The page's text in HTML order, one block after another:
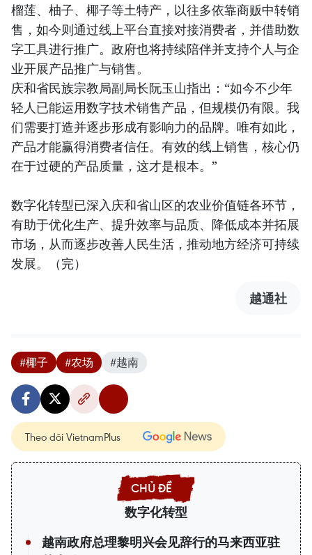
榴莲、柚子、椰子等土特产，以往多依靠商贩中转销
售，如今则通过线上平台直接对接消费者，并借助数
字工具进行推广。政府也将持续陪伴并支持个人与企
业开展产品推广与销售。
庆和省民族宗教局副局长阮玉山指出：“如今不少年
轻人已能运用数字技术销售产品，但规模仍有限。我
们需要打造并逐步形成有影响力的品牌。唯有如此，
产品才能赢得消费者信任。有效的线上销售，核心仍
在于过硬的产品质量，这才是根本。”
数字化转型已深入庆和省山区的农业价值链各环节，
有助于优化生产、提升效率与品质、降低成本并拓展
市场，从而逐步改善人民生活，推动地方经济可持续
发展。（完）
越通社
#椰子 #农场 #越南
Theo dõi VietnamPlus
数字化转型
越南政府总理黎明兴会见辞行的马来西亚驻